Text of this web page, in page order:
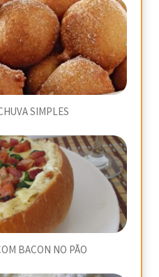
SIMPLES
BACON NO PÃO